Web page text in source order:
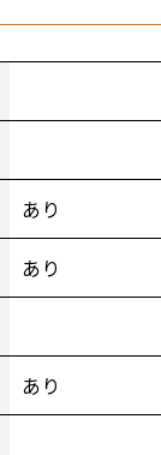
あり
あり
あり